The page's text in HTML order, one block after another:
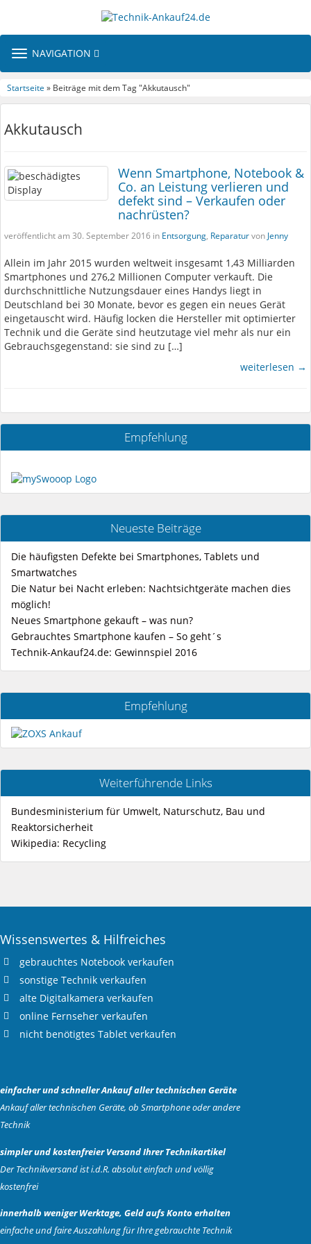
TOGGLE
NAVIGATION
Startseite » Beiträge mit dem Tag "Akkutausch"
Akkutausch
Wenn Smartphone, Notebook &
Co. an Leistung verlieren und
defekt sind – Verkaufen oder
nachrüsten?
veröffentlicht am 30. September 2016 in Entsorgung Reparaturvon Jenny
Allein im Jahr 2015 wurden weltweit insgesamt 1,43 Milliarden
Smartphones und 276,2 Millionen Computer verkauft. Die
durchschnittliche Nutzungsdauer eines Handys liegt in
Deutschland bei 30 Monate, bevor es gegen ein neues Gerät
eingetauscht wird. Häufig locken die Hersteller mit optimierter
Technik und die Geräte sind heutzutage viel mehr als nur ein
Gebrauchsgegenstand: sie sind zu […]
weiterlesen →
Empfehlung
Neueste Beiträge
Die häufigsten Defekte bei Smartphones, Tablets und
Smartwatches
Die Natur bei Nacht erleben: Nachtsichtgeräte machen dies
möglich!
Neues Smartphone gekauft – was nun?
Gebrauchtes Smartphone kaufen – So geht´s
Technik-Ankauf24.de: Gewinnspiel 2016
Empfehlung
Weiterführende Links
Bundesministerium für Umwelt, Naturschutz, Bau und
Reaktorsicherheit
Wikipedia: Recycling
Wissenswertes & Hilfreiches
gebrauchtes Notebook verkaufen
sonstige Technik verkaufen
alte Digitalkamera verkaufen
online Fernseher verkaufen
nicht benötigtes Tablet verkaufen
einfacher und schneller Ankauf aller technischen Geräte
Ankauf aller technischen Geräte, ob Smartphone oder andere
Technik
simpler und kostenfreier Versand Ihrer Technikartikel
Der Technikversand ist i.d.R. absolut einfach und völlig
kostenfrei
innerhalb weniger Werktage, Geld aufs Konto erhalten
einfache und faire Auszahlung für Ihre gebrauchte Technik